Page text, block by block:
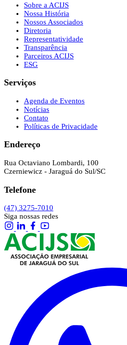
Sobre a ACIJS
Nossa História
Nossos Associados
Diretoria
Representatividade
Transparência
Parceiros ACIJS
ESG
Serviços
Agenda de Eventos
Notícias
Contato
Políticas de Privacidade
Endereço
Rua Octaviano Lombardi, 100
Czerniewicz - Jaraguá do Sul/SC
Telefone
(47) 3275-7010
Siga nossas redes